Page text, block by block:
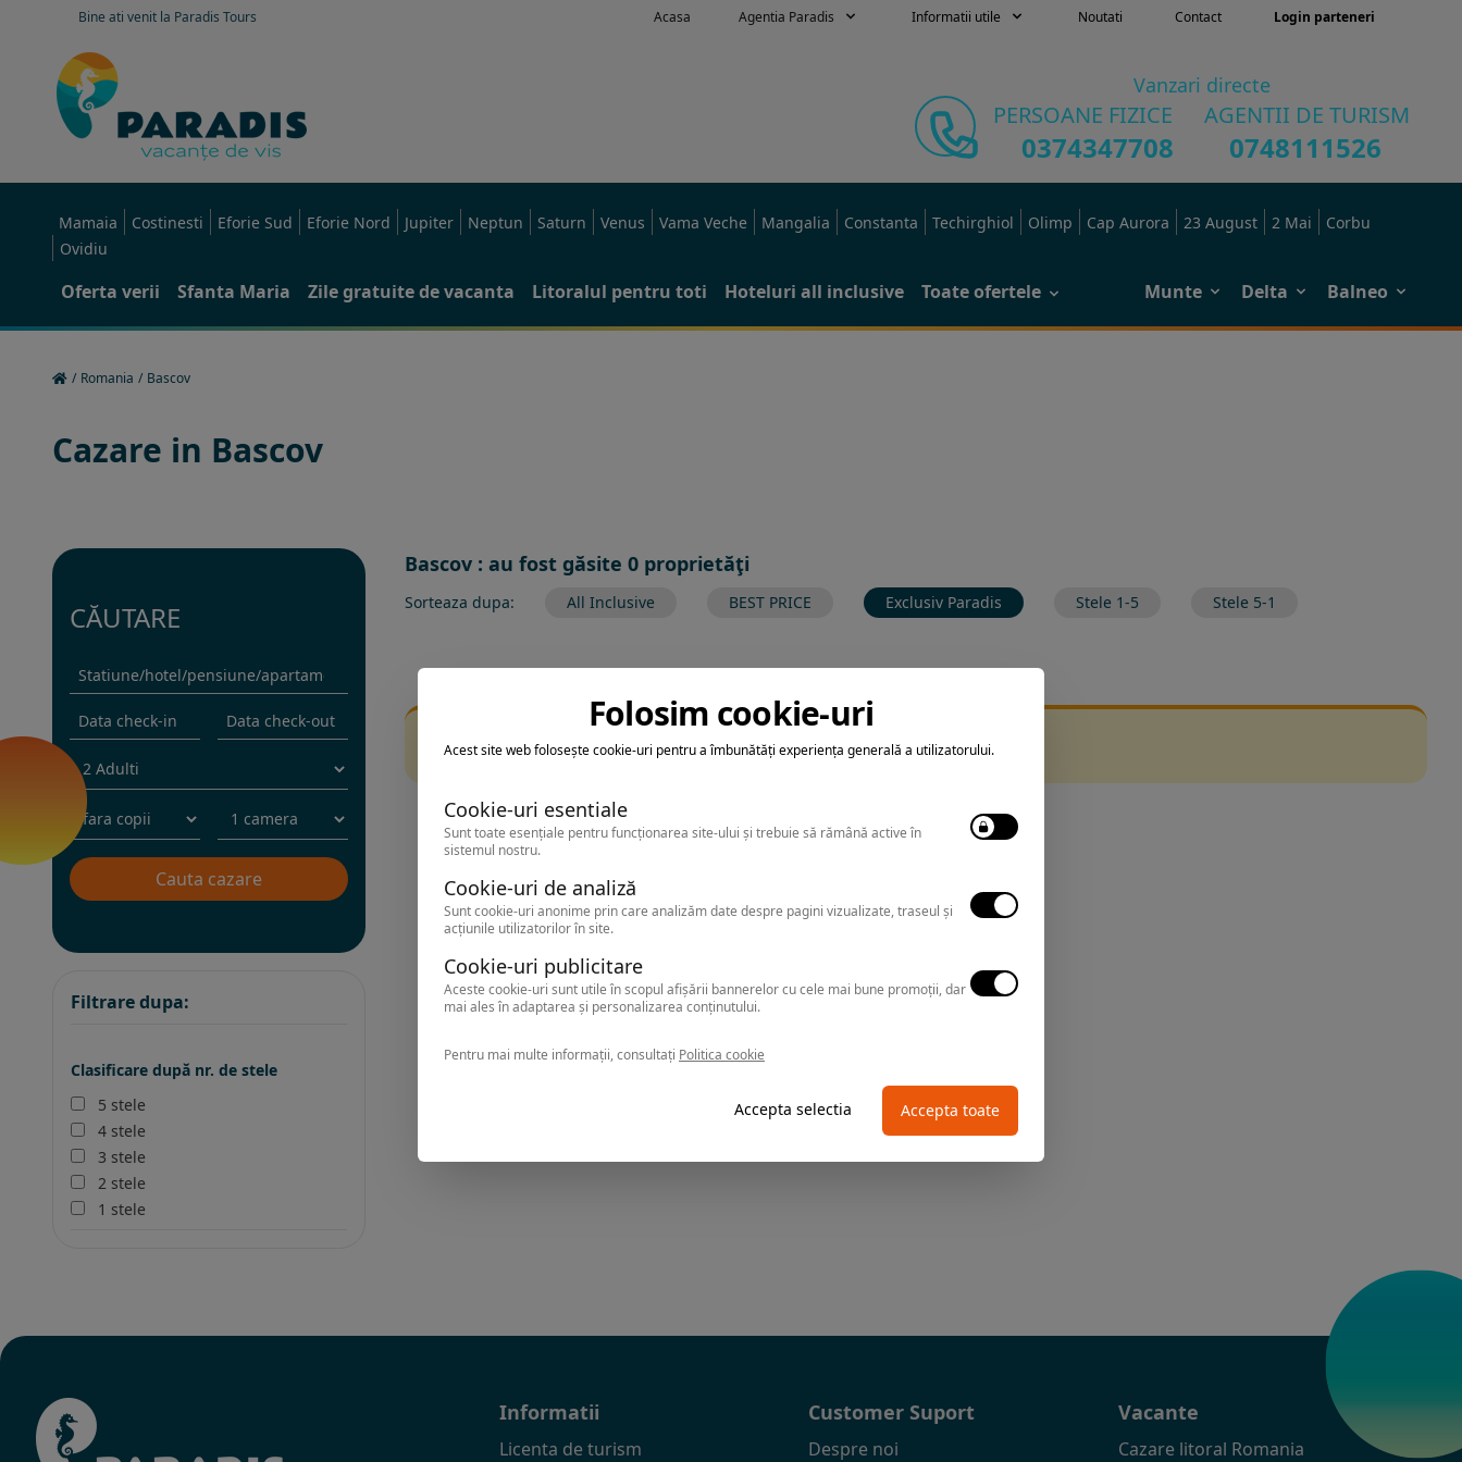
Bine ati venit la Paradis Tours Acasa Agentia Paradis Informatii utile Noutati Contact Login parteneri
Vanzari directe
PERSOANE FIZICE AGENTII DE TURISM
0374347708 0748111526
Mamaia Costinesti Eforie Sud Eforie Nord Jupiter Neptun Saturn Venus Vama Veche Mangalia Constanta Techirghiol Olimp Cap Aurora 23 August 2 Mai
Corbu
Ovidiu
Oferta verii Sfanta Maria Zile gratuite de vacanta Litoralul pentru toti Hoteluri all inclusive Toate ofertele Munte Delta Balneo
/ Romania / Bascov
Cazare in Bascov
CĂUTARE
Filtrare dupa:
Clasificare după nr. de stele
5 stele
4 stele
3 stele
2 stele
1 stele
Bascov : au fost găsite 0 proprietăţi
Sorteaza dupa: All Inclusive BEST PRICE Exclusiv Paradis Stele 1-5 Stele 5-1
Incearca sa folosesti o cautarea mai generala sau alege alte fitre.
Informatii
Licenta de turism
Customer Suport
Despre noi
Vacante
Cazare litoral Romania
Folosim cookie-uri
Acest site web folosește cookie-uri pentru a îmbunătăți experiența generală a utilizatorului.
Cookie-uri esentiale
Sunt toate esențiale pentru funcționarea site-ului și trebuie să rămână active în
sistemul nostru.
Cookie-uri de analiză
Sunt cookie-uri anonime prin care analizăm date despre pagini vizualizate, traseul și
acțiunile utilizatorilor în site.
Cookie-uri publicitare
Aceste cookie-uri sunt utile în scopul afișării bannerelor cu cele mai bune promoții, dar
mai ales în adaptarea și personalizarea conținutului.
Pentru mai multe informații, consultați Politica cookie
Accepta selectia Accepta toate